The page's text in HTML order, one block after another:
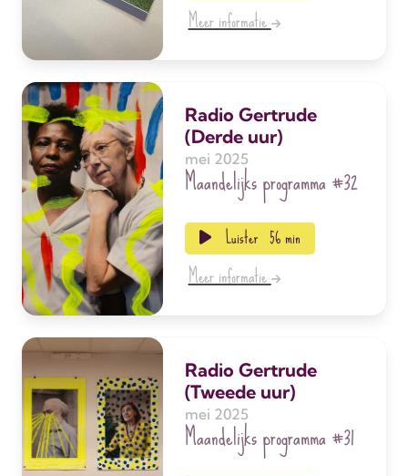
Meer informatie
Radio Gertrude
(Derde uur)
mei 2025
Maandelijks programma#32
Luister 56 min
Meer informatie
Radio Gertrude
(Tweede uur)
mei 2025
Maandelijks programma#31